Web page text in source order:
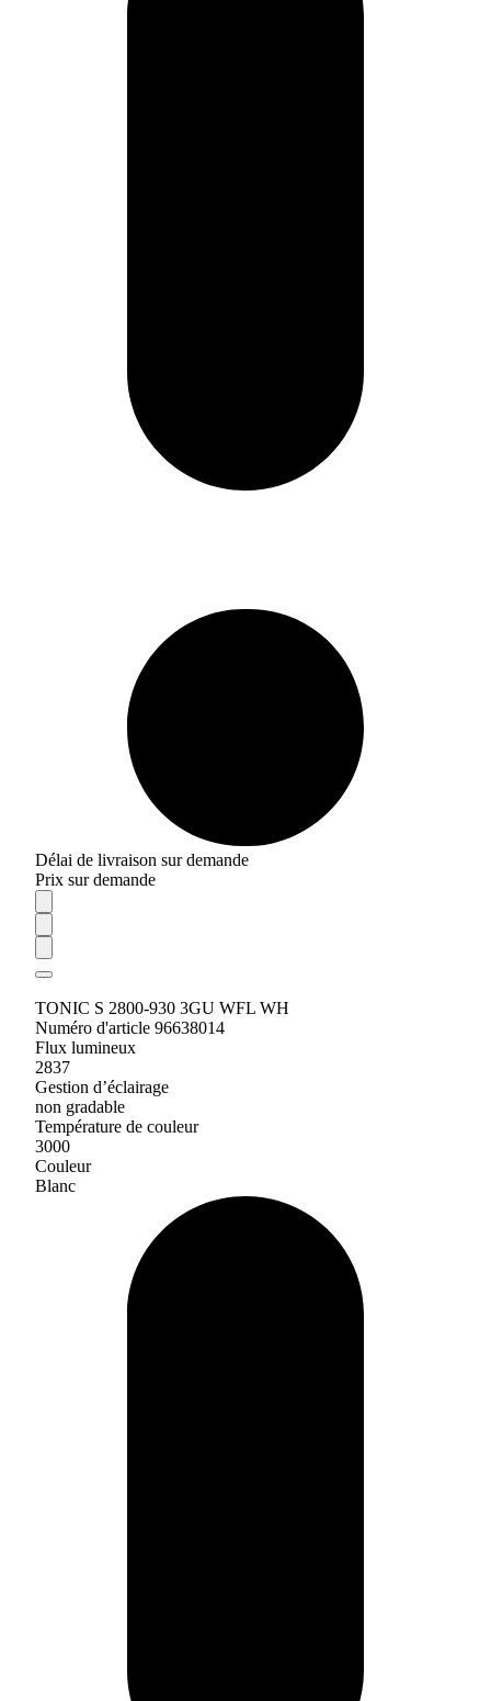
Délai de livraison sur demande
Prix sur demande
TONIC S 2800-930 3GU WFL WH
Numéro d'article 96638014
Flux lumineux
2837
Gestion d’éclairage
non gradable
Température de couleur
3000
Couleur
Blanc